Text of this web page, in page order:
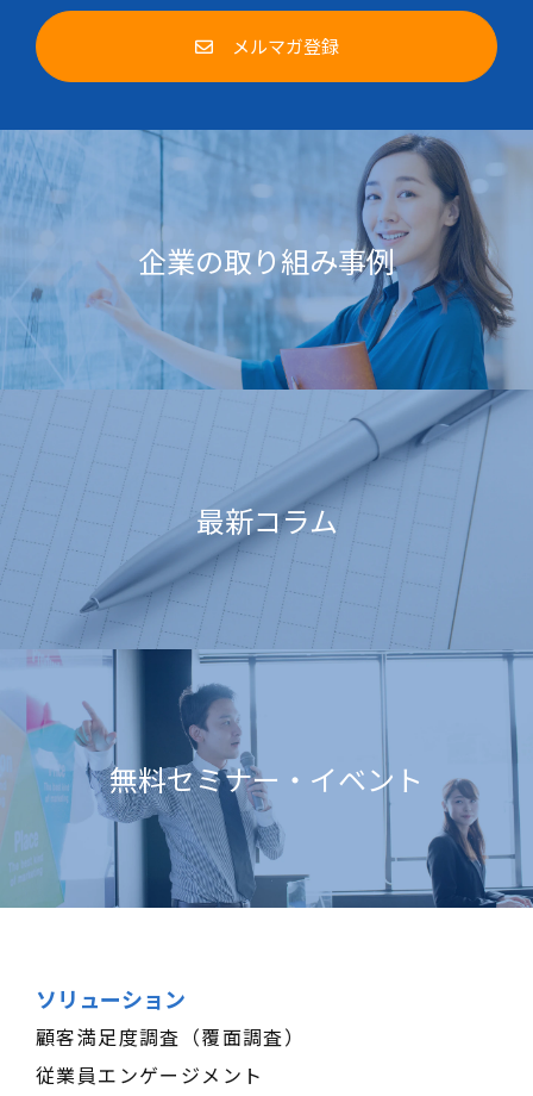
メルマガ登録
企業の取り組み事例
最新コラム
無料セミナー・イベント
ソリューション
顧客満足度調査（覆面調査）
従業員エンゲージメント